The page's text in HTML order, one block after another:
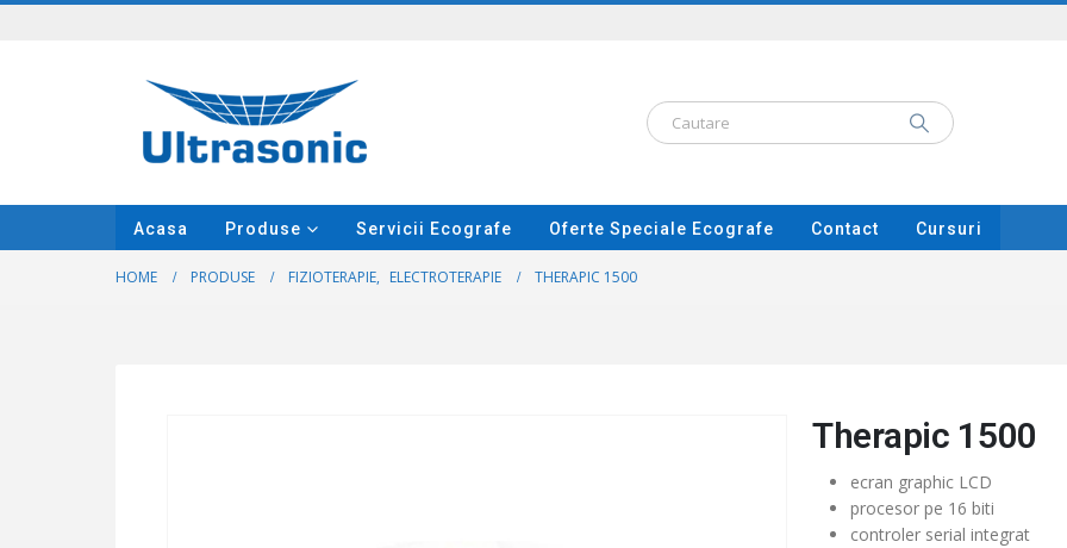
Acasa Produse Servicii Ecografe Oferte Speciale Ecografe Contact Cursuri
HOME PRODUSE FIZIOTERAPIE, ELECTROTERAPIE THERAPIC 1500
Therapic 1500
ecran graphic LCD
procesor pe 16 biti
controler serial integrat